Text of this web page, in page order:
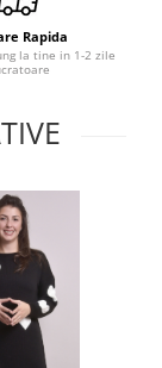
Rapida
la tine in 1-2 zile